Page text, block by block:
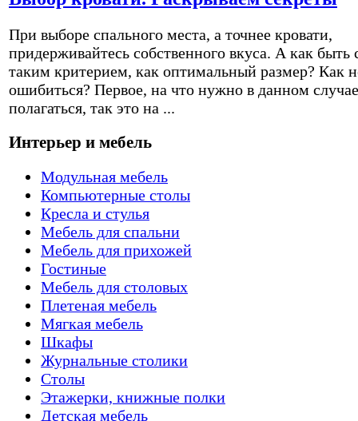
При выборе спального места, а точнее кровати,
придерживайтесь собственного вкуса. А как быть
таким критерием, как оптимальный размер? Как
ошибиться? Первое, на что нужно в данном случае
полагаться, так это на ...
Интерьер и мебель
Модульная мебель
Компьютерные столы
Кресла и стулья
Мебель для спальни
Мебель для прихожей
Гостиные
Мебель для столовых
Плетеная мебель
Мягкая мебель
Шкафы
Журнальные столики
Столы
Этажерки, книжные полки
Детская мебель